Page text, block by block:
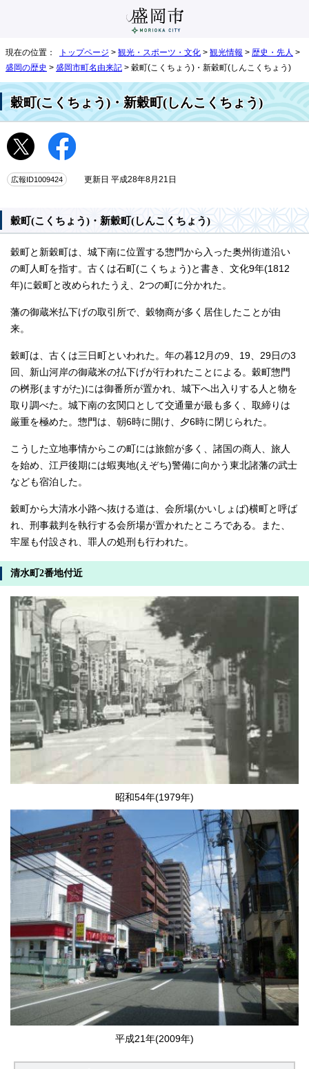
現在の位置： トップページ > 観光・スポーツ・文化 > 観光情報 > 歴史・先人 >
盛岡の歴史 > 盛岡市町名由来記 > 穀町(こくちょう)・新穀町(しんこくちょう)
穀町(こくちょう)・新穀町(しんこくちょう)
広報ID1009424 更新日 平成28年8月21日
穀町(こくちょう)・新穀町(しんこくちょう)
穀町と新穀町は、城下南に位置する惣門から入った奥州街道沿い
の町人町を指す。古くは石町(こくちょう)と書き、文化9年(1812
年)に穀町と改められたうえ、2つの町に分かれた。
藩の御蔵米払下げの取引所で、穀物商が多く居住したことが由
来。
穀町は、古くは三日町といわれた。年の暮12月の9、19、29日の3
回、新山河岸の御蔵米の払下げが行われたことによる。穀町惣門
の桝形(ますがた)には御番所が置かれ、城下へ出入りする人と物を
取り調べた。城下南の玄関口として交通量が最も多く、取締りは
厳重を極めた。惣門は、朝6時に開け、夕6時に閉じられた。
こうした立地事情からこの町には旅館が多く、諸国の商人、旅人
を始め、江戸後期には蝦夷地(えぞち)警備に向かう東北諸藩の武士
なども宿泊した。
穀町から大清水小路へ抜ける道は、会所場(かいしょば)横町と呼ば
れ、刑事裁判を執行する会所場が置かれたところである。また、
牢屋も付設され、罪人の処刑も行われた。
清水町2番地付近
昭和54年(1979年)
平成21年(2009年)